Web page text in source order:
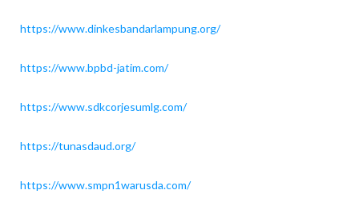
https://www.dinkesbandarlampung.org/
https://www.bpbd-jatim.com/
https://www.sdkcorjesumlg.com/
https://tunasdaud.org/
https://www.smpn1warusda.com/